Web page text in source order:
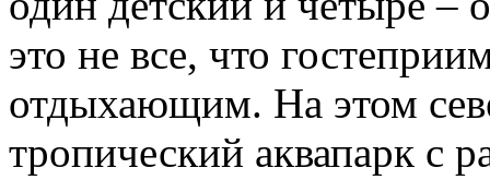
это не все, что
отдыхающим. На этом
тропический аквапарк с